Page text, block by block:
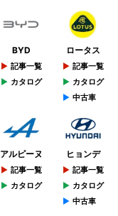
BYD
記事一覧
カタログ
ロータス
記事一覧
カタログ
中古車
アルピーヌ
記事一覧
カタログ
ヒョンデ
記事一覧
カタログ
中古車